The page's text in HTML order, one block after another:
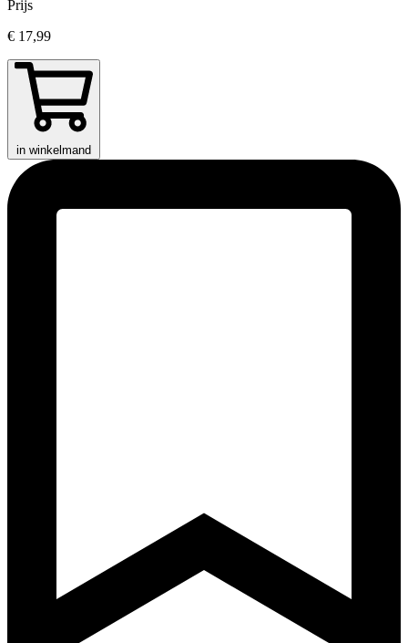
Prijs
€ 17,99
in winkelmand